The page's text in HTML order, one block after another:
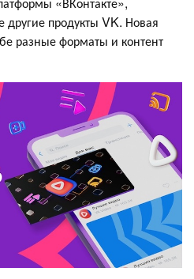
другие продукты VK. Новая
разные форматы и контент